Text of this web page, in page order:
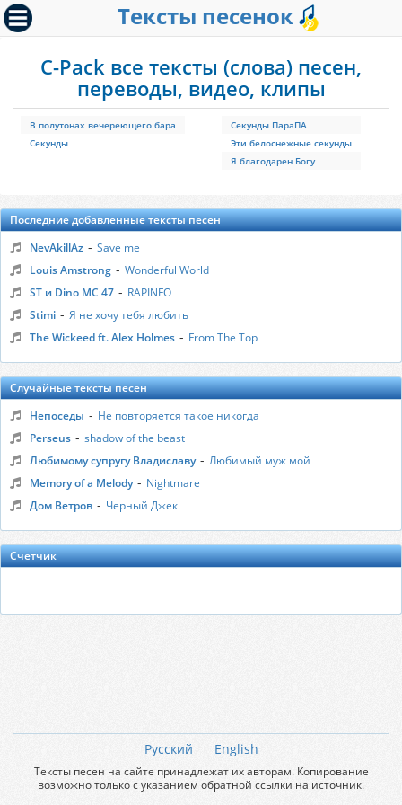
Тексты песенок
C-Pack все тексты (слова) песен,
переводы, видео, клипы
В полутонах вечереющего бара
Секунды
Секунды ПараПА
Эти белоснежные секунды
Я благодарен Богу
Последние добавленные тексты песен
NevAkillAz - Save me
Louis Amstrong - Wonderful World
ST и Dino MC 47 - RAPINFO
Stimi - Я не хочу тебя любить
The Wickeed ft. Alex Holmes - From The Top
Случайные тексты песен
Непоседы - Не повторяется такое никогда
Perseus - shadow of the beast
Любимому супругу Владиславу - Любимый муж мой
Memory of a Melody - Nightmare
Дом Ветров - Черный Джек
Счётчик
Русский English
Тексты песен на сайте принадлежат их авторам. Копирование
возможно только с указанием обратной ссылки на источник.